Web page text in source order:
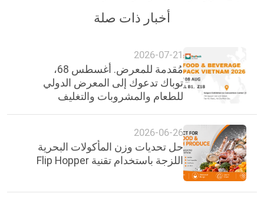
أخبار ذات صلة
2026-07-21
مُقدمة للمعرض. أغسطس 68،
توباك تدعوك إلى المعرض الدولي
للطعام والمشروبات والتغليف
2026-06-26
حل تحديات وزن المأكولات البحرية
اللزجة باستخدام تقنية Flip Hopper